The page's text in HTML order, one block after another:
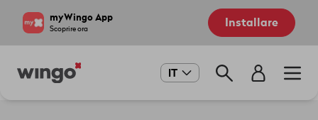
myWingo App
Scoprire ora Installare
Main
IT